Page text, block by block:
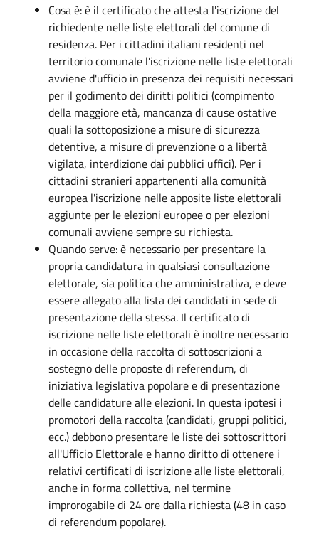
Cosa è: è il certificato che attesta l'iscrizione del
richiedente nelle liste elettorali del comune di
residenza. Per i cittadini italiani residenti nel
territorio comunale l'iscrizione nelle liste elettorali
avviene d'ufficio in presenza dei requisiti necessari
per il godimento dei diritti politici (compimento
della maggiore età, mancanza di cause ostative
quali la sottoposizione a misure di sicurezza
detentive, a misure di prevenzione o a libertà
vigilata, interdizione dai pubblici uffici). Per i
cittadini stranieri appartenenti alla comunità
europea l'iscrizione nelle apposite liste elettorali
aggiunte per le elezioni europee o per elezioni
comunali avviene sempre su richiesta.
Quando serve: è necessario per presentare la
propria candidatura in qualsiasi consultazione
elettorale, sia politica che amministrativa, e deve
essere allegato alla lista dei candidati in sede di
presentazione della stessa. Il certificato di
iscrizione nelle liste elettorali è inoltre necessario
in occasione della raccolta di sottoscrizioni a
sostegno delle proposte di referendum, di
iniziativa legislativa popolare e di presentazione
delle candidature alle elezioni. In questa ipotesi i
promotori della raccolta (candidati, gruppi politici,
ecc.) debbono presentare le liste dei sottoscrittori
all'Ufficio Elettorale e hanno diritto di ottenere i
relativi certificati di iscrizione alle liste elettorali,
anche in forma collettiva, nel termine
improrogabile di 24 ore dalla richiesta (48 in caso
di referendum popolare).